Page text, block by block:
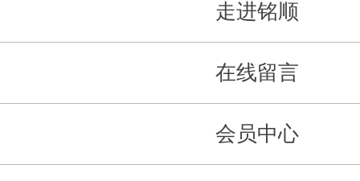
走进铭顺
在线留言
会员中心